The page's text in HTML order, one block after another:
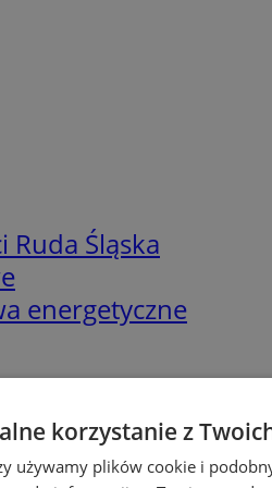
Śląska
energetyczne
korzystanie z
używamy plików cookie i